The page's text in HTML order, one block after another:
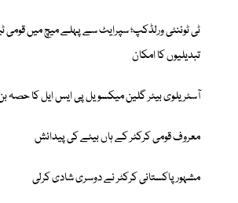
ٹی ٹوئنٹی ورلڈکپ؛ سپرایٹ سے پہلے میچ میں قومی
تبدیلیوں کا امکان
آسٹریلوی بیٹر گلین میکسویل پی ایس ایل کا حصہ
معروف قومی کرکٹر کے ہاں بیٹے کی پیدائش
مشہور پاکستانی کرکٹر نے دوسری شادی کرلی